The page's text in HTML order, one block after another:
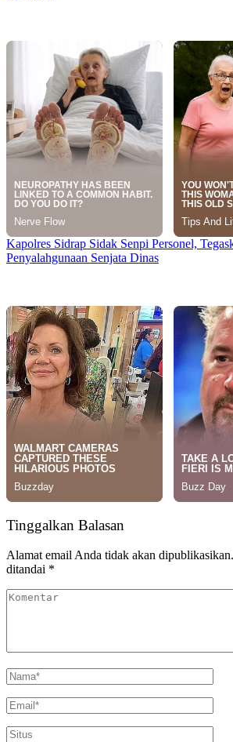
Kapolres Sidrap Sidak Senpi Personel,
Penyalahgunaan Senjata Dinas
Tinggalkan Balasan
Alamat email Anda tidak akan dipublikasikan.
ditandai *